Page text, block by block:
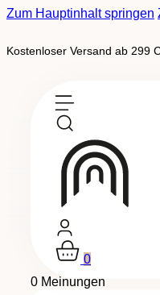
Zum Hauptinhalt springen
Kostenloser Versand ab 299
0
Auf Bestellung erhältlich
Tradition,
AOC Wallis
Cornalin
0 Meinungen